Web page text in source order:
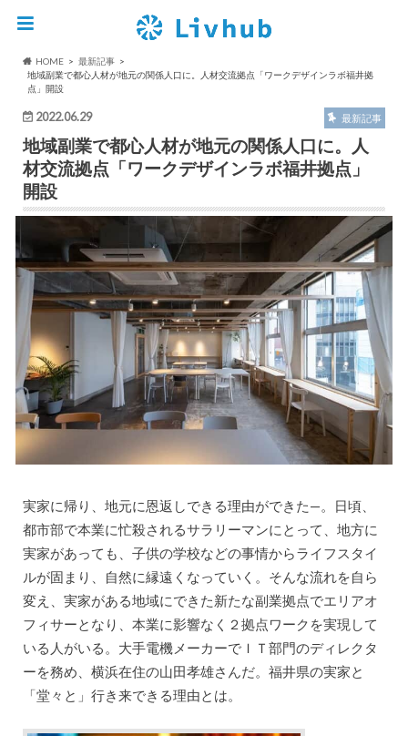
HOME
最新記事
地域副業で都心人材が地元の関係人口に。人材交流拠点「ワークデザインラボ福井拠
点」開設
2022.06.29 最新記事
地域副業で都心人材が地元の関係人口に。人
材交流拠点「ワークデザインラボ福井拠点」
開設
実家に帰り、地元に恩返しできる理由ができた—。日頃、
都市部で本業に忙殺されるサラリーマンにとって、地方に
実家があっても、子供の学校などの事情からライフスタイ
ルが固まり、自然に縁遠くなっていく。そんな流れを自ら
変え、実家がある地域にできた新たな副業拠点でエリアオ
フィサーとなり、本業に影響なく２拠点ワークを実現して
いる人がいる。大手電機メーカーでＩＴ部門のディレクタ
ーを務め、横浜在住の山田孝雄さんだ。福井県の実家と
「堂々と」行き来できる理由とは。